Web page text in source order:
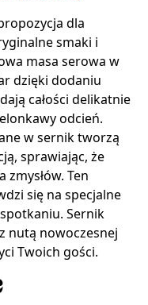
dla
smaki i
masa serowa w
dzięki dodaniu
całości delikatnie
odcień.
w sernik tworzą
sprawiając, że
Ten
się na specjalne
Sernik
nutą nowoczesnej
Twoich gości.